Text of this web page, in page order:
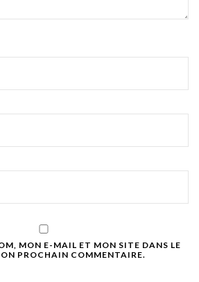
MON E-MAIL ET MON SITE DANS LE
PROCHAIN COMMENTAIRE.